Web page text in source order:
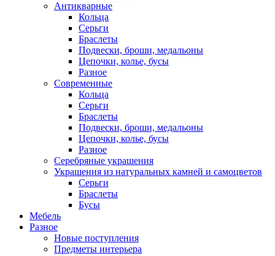
Антикварные
Кольца
Серьги
Браслеты
Подвески, броши, медальоны
Цепочки, колье, бусы
Разное
Современные
Кольца
Серьги
Браслеты
Подвески, броши, медальоны
Цепочки, колье, бусы
Разное
Серебряные украшения
Украшения из натуральных камней и самоцветов
Серьги
Браслеты
Бусы
Мебель
Разное
Новые поступления
Предметы интерьера